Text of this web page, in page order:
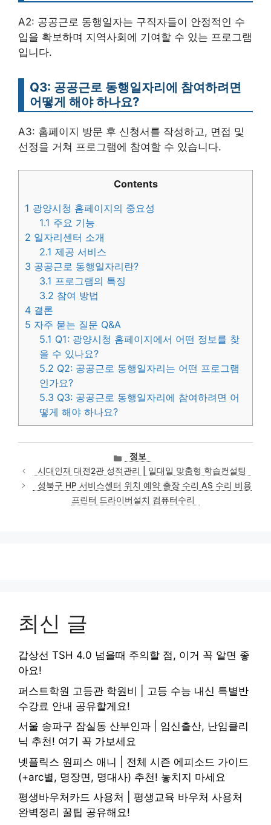
A2: 공공근로 동행일자는 구직자들이 안정적인 수
입을 확보하며 지역사회에 기여할 수 있는 프로그램
입니다.
Q3: 공공근로 동행일자리에 참여하려면
어떻게 해야 하나요?
A3: 홈페이지 방문 후 신청서를 작성하고, 면접 및
선정을 거쳐 프로그램에 참여할 수 있습니다.
Contents
1 광양시청 홈페이지의 중요성
1.1 주요 기능
2 일자리센터 소개
2.1 제공 서비스
3 공공근로 동행일자리란?
3.1 프로그램의 특징
3.2 참여 방법
4 결론
5 자주 묻는 질문 Q&A
5.1 Q1: 광양시청 홈페이지에서 어떤 정보를 찾
을 수 있나요?
5.2 Q2: 공공근로 동행일자리는 어떤 프로그램
인가요?
5.3 Q3: 공공근로 동행일자리에 참여하려면 어
떻게 해야 하나요?
카
테
고
리
정보
시대인재 대전2관 성적관리 | 일대일 맞춤형 학습컨설팅
성북구 HP 서비스센터 위치 예약 출장 수리 AS 수리 비용
프린터 드라이버설치 컴퓨터수리
최신 글
갑상선 TSH 4.0 넘을때 주의할 점, 이거 꼭 알면 좋
아요!
퍼스트학원 고등관 학원비 | 고등 수능 내신 특별반
수강료 안내 공유할게요!
서울 송파구 잠실동 산부인과 | 임신출산, 난임클리
닉 추천! 여기 꼭 가보세요
넷플릭스 원피스 애니 | 전체 시즌 에피소드 가이드
(+arc별, 명장면, 명대사) 추천! 놓치지 마세요
평생바우처카드 사용처 | 평생교육 바우처 사용처
완벽정리 꿀팁 공유해요!